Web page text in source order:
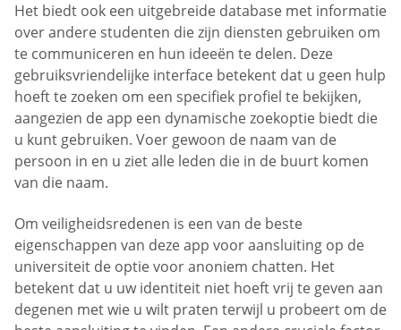
Het biedt ook een uitgebreide database met informatie
over andere studenten die zijn diensten gebruiken om
te communiceren en hun ideeën te delen. Deze
gebruiksvriendelijke interface betekent dat u geen hulp
hoeft te zoeken om een specifiek profiel te bekijken,
aangezien de app een dynamische zoekoptie biedt die
u kunt gebruiken. Voer gewoon de naam van de
persoon in en u ziet alle leden die in de buurt komen
van die naam.
Om veiligheidsredenen is een van de beste
eigenschappen van deze app voor aansluiting op de
universiteit de optie voor anoniem chatten. Het
betekent dat u uw identiteit niet hoeft vrij te geven aan
degenen met wie u wilt praten terwijl u probeert om de